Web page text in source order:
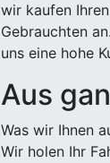
wir kaufen
Gebrauchten
uns eine hohe
Aus
Was wir Ihnen
Wir holen Ihr